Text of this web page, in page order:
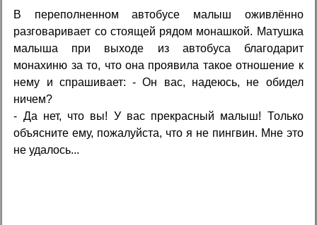
В переполненном автобусе малыш оживлённо
разговаривает со стоящей рядом монашкой. Матушка
малыша при выходе из автобуса благодарит
монахиню за то, что она проявила такое отношение к
нему и спрашивает: - Он вас, надеюсь, не обидел
ничем?
- Да нет, что вы! У вас прекрасный малыш! Только
объясните ему, пожалуйста, что я не пингвин. Мне это
не удалось...